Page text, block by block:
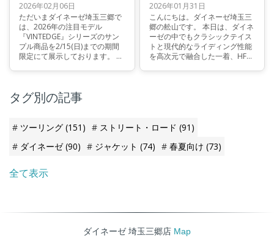
2026年02月06日
ただいまダイネーゼ埼玉三郷で
は、2026年の注目モデル
『VINTEDGE』シリーズのサン
プル商品を2/15(日)までの期間
限定にて展示しております。 こ
ませ。
2026年01月31日
こんにちは。ダイネーゼ埼玉三
郷の舩山です。 本日は、ダイネ
ーゼの中でもクラシックテイス
トと現代的なライディング性能
を高次元で融合した一着、HF
たモデルです。
タグ別の記事
ツーリング (151) ストリート・ロード (91)
ダイネーゼ(90) ジャケット (74) 春夏向け (73)
全て表示
ダイネーゼ 埼玉三郷店 Map